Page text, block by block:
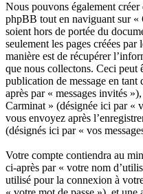
Nous pouvons également
phpBB tout en naviguant sur «
soient hors de portée du
seulement les pages créées
manière est de récupérer
que nous collectons. Ceci peut
publication de message en
après par « messages invités
Carminat » (désignée ici par «
vous envoyez après
(désignés ici par « vos
Votre compte contiendra au
ci-après par « votre nom
utilisé pour la connexion à